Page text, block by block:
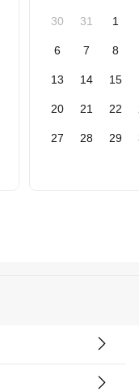
30 31 1
6 7 8
13 14 15
20 21 22
27 28 29